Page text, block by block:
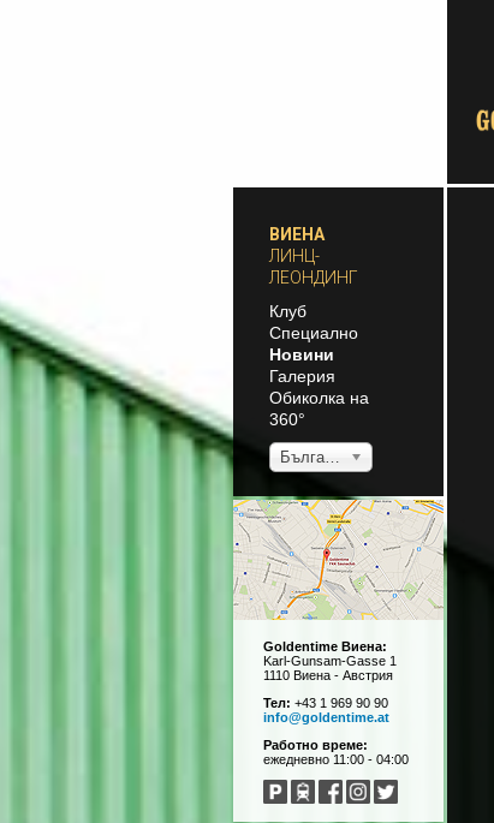
ВИЕНА
ЛИНЦ-
ЛЕОНДИНГ
Клуб
Специално
Новини
Галерия
Обиколка на
360°
Goldentime Виена:
Karl-Gunsam-Gasse 1
1110 Виена - Австрия
Тел: +43 1 969 90 90
info@goldentime.at
Работно време:
ежедневно 11:00 - 04:00